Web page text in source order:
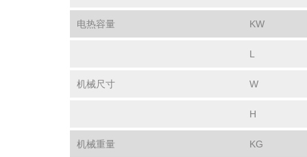
电热容量 KW
L
机械尺寸 W
H
机械重量 KG